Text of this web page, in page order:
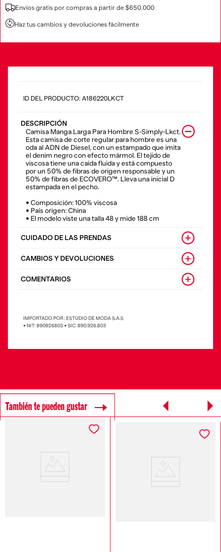
Envíos gratis por compras a partir de $650.000
Haz tus cambios y devoluciones fácilmente
: A186220LKCT
DESCRIPCIÓN
Camisa Manga Larga Para Hombre S-Simply-Lkct.
Esta camisa de corte regular para hombre es una
oda al ADN de Diesel, con un estampado que imita
el denim negro con efecto mármol. El tejido de
viscosa tiene una caída fluida y está compuesto
por un 50% de fibras de origen responsable y un
50% de fibras de ECOVERO™. Lleva una inicial D
estampada en el pecho.
• Composición: 100% viscosa
• País origen: China
• El modelo viste una talla 48 y mide 188 cm
CUIDADO DE LAS PRENDAS
CAMBIOS Y DEVOLUCIONES
COMENTARIOS
IMPORTADO POR : ESTUDIO DE MODA S.A.S
• NIT: 890926803 • SIC: 890.926.803
También te pueden gustar